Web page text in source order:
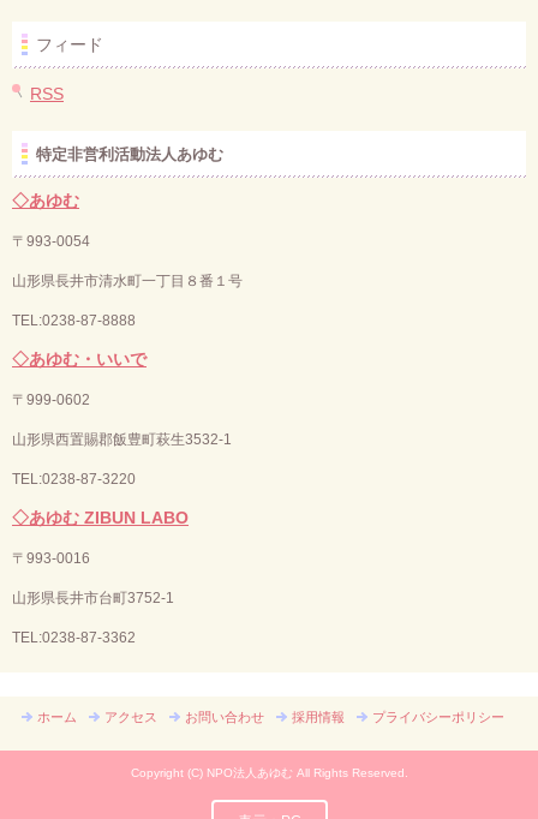
フィード
RSS
特定非営利活動法人あゆむ
◇あゆむ
〒993-0054
山形県長井市清水町一丁目８番１号
TEL:0238-87-8888
◇あゆむ・いいで
〒 999-0602
山形県西置賜郡飯豊町萩生3532-1
TEL:0238-87-3220
◇あゆむ ZIBUN LABO
〒 993-0016
山形県長井市台町3752-1
TEL:0238-87-3362
ホーム アクセス お問い合わせ 採用情報 プライバシーポリシー
Copyright (C) NPO法人あゆむ All Rights Reserved.